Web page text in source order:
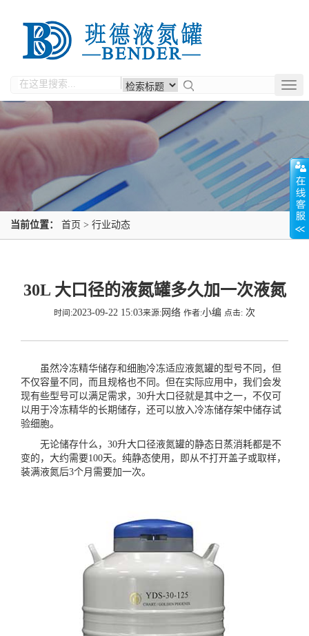
当前位置： 首页 > 行业动态
30L 大口径的液氮罐多久加一次液氮
时间:2023-09-22 15:03来源:网络 作者:小编 点击: 次
虽然冷冻精华储存和细胞冷冻适应液氮罐的型号不同，但
不仅容量不同，而且规格也不同。但在实际应用中，我们会发
现有些型号可以满足需求，30升大口径就是其中之一，不仅可
以用于冷冻精华的长期储存，还可以放入冷冻储存架中储存试
验细胞。
无论储存什么，30升大口径液氮罐的静态日蒸消耗都是不
变的，大约需要100天。纯静态使用，即从不打开盖子或取样，
装满液氮后3个月需要加一次。